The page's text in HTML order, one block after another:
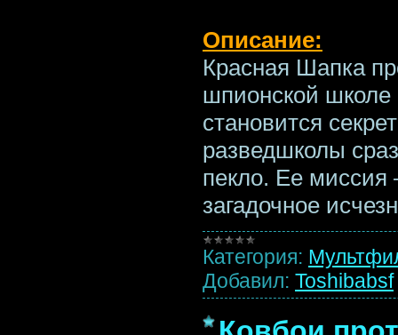
Описание:
Красная Шапка
шпионской
становится
разведшколы
пекло. Ее
загадочное
Категория:
Добавил: Toshibabsf